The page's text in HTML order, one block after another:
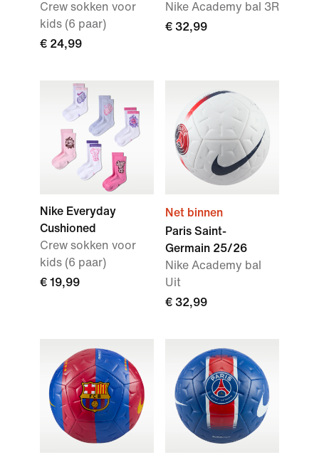
Crew sokken voor
kids (6 paar)
€ 24,99
Nike Academy bal 3R
€ 32,99
Nike Everyday
Cushioned
Crew sokken voor
kids (6 paar)
€ 19,99
Net binnen
Paris Saint-
Germain 25/26
Nike Academy bal
Uit
€ 32,99